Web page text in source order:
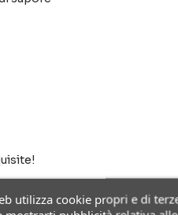
utilizza cookie propri e di